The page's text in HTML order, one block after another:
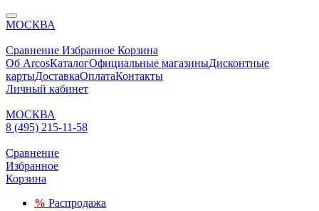
МОСКВА
Сравнение Избранное Корзина
Об ArcosКаталогОфициальные магазиныДисконтные
картыДоставкаОплатаКонтакты
Личный кабинет
МОСКВА
8 (495) 215-11-58
Сравнение
Избранное
Корзина
% Распродажа